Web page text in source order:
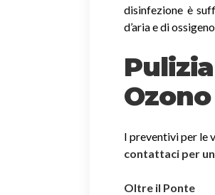
disinfezione è
d’aria e di
I preventivi per le
contattaci per
Oltre il Ponte